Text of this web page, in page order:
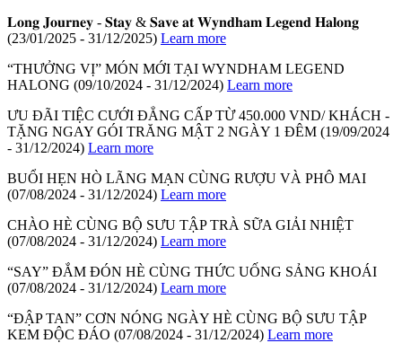
𝐋𝐨𝐧𝐠 𝐉𝐨𝐮𝐫𝐧𝐞𝐲 - 𝐒𝐭𝐚𝐲 & 𝐒𝐚𝐯𝐞 𝐚𝐭 𝐖𝐲𝐧𝐝𝐡𝐚𝐦 𝐋𝐞𝐠𝐞𝐧𝐝 𝐇𝐚𝐥𝐨𝐧𝐠
(23/01/2025 - 31/12/2025) Learn more
“THƯỞNG VỊ” MÓN MỚI TẠI WYNDHAM LEGEND
HALONG (09/10/2024 - 31/12/2024) Learn more
ƯU ĐÃI TIỆC CƯỚI ĐẲNG CẤP TỪ 450.000 VND/ KHÁCH -
TẶNG NGAY GÓI TRĂNG MẬT 2 NGÀY 1 ĐÊM (19/09/2024
- 31/12/2024) Learn more
BUỔI HẸN HÒ LÃNG MẠN CÙNG RƯỢU VÀ PHÔ MAI
(07/08/2024 - 31/12/2024) Learn more
CHÀO HÈ CÙNG BỘ SƯU TẬP TRÀ SỮA GIẢI NHIỆT
(07/08/2024 - 31/12/2024) Learn more
“SAY” ĐẮM ĐÓN HÈ CÙNG THỨC UỐNG SẢNG KHOÁI
(07/08/2024 - 31/12/2024) Learn more
“ĐẬP TAN” CƠN NÓNG NGÀY HÈ CÙNG BỘ SƯU TẬP
KEM ĐỘC ĐÁO (07/08/2024 - 31/12/2024) Learn more